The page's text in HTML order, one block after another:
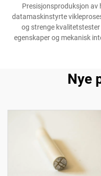
Presisjonsproduksjon
datamaskinstyrte
og strenge
egenskaper og mekanisk
Nye